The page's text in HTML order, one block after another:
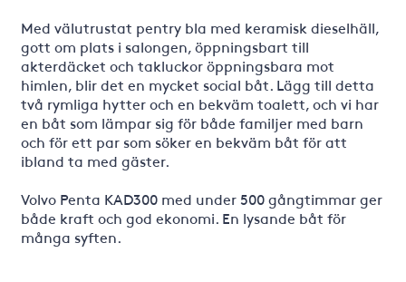
Med välutrustat pentry bla med keramisk dieselhäll,
gott om plats i salongen, öppningsbart till
akterdäcket och takluckor öppningsbara mot
himlen, blir det en mycket social båt. Lägg till detta
två rymliga hytter och en bekväm toalett, och vi har
en båt som lämpar sig för både familjer med barn
och för ett par som söker en bekväm båt för att
ibland ta med gäster.
Volvo Penta KAD300 med under 500 gångtimmar ger
både kraft och god ekonomi. En lysande båt för
många syften.